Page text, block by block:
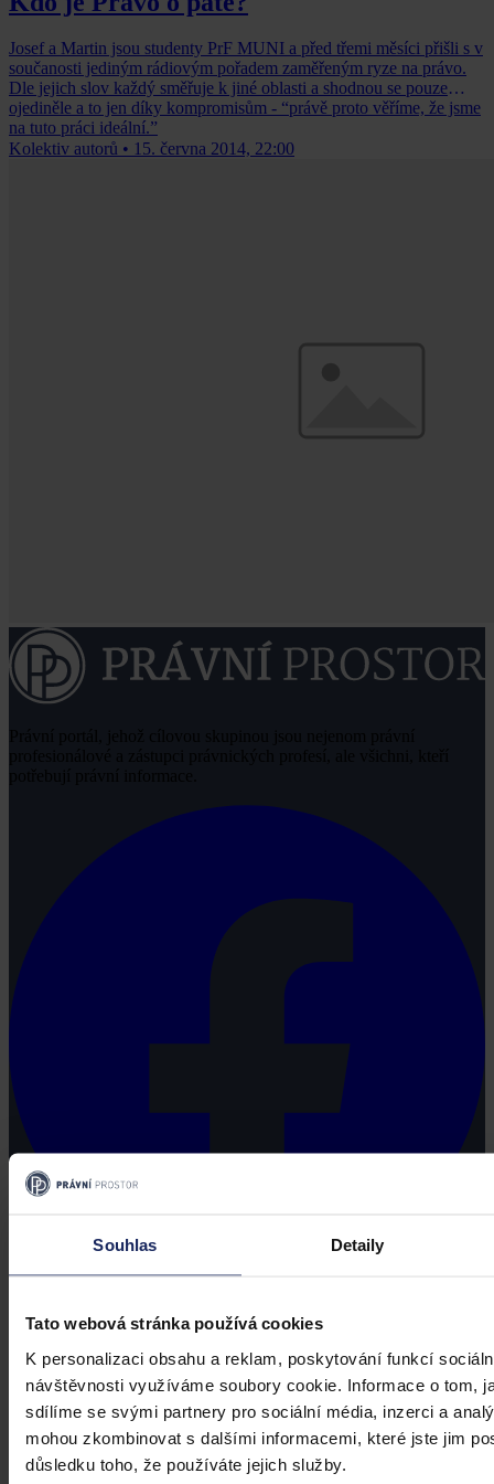
Souhlas Detaily
Tato webová stránka používá cookies
K personalizaci obsahu a reklam, poskytování funkcí
návštěvnosti využíváme soubory cookie. Informace o tom,
sdílíme se svými partnery pro sociální média, inzerci a
mohou zkombinovat s dalšími informacemi, které jste jim
důsledku toho, že používáte jejich služby.
Josef a Martin jsou studenty PrF MUNI a před třemi měsíci přišli s v
součanosti jediným rádiovým pořadem zaměřeným ryze na právo.
Dle jejich slov každý směřuje k jiné oblasti a shodnou se pouze
ojediněle a to jen díky kompromisům - “právě proto věříme, že jsme
na tuto práci ideální.”
Kolektiv autorů • 15. června 2014, 22:00